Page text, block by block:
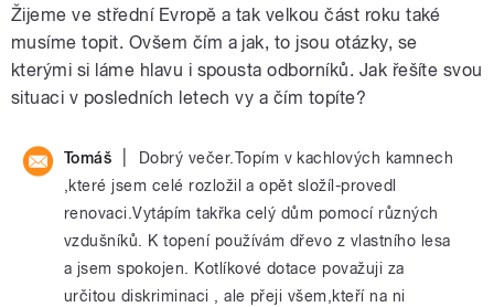
Žijeme ve střední Evropě a tak velkou část roku také
musíme topit. Ovšem čím a jak, to jsou otázky, se
kterými si láme hlavu i spousta odborníků. Jak řešíte svou
situaci v posledních letech vy a čím topíte?
Tomáš
Dobrý večer.Topím v kachlových kamnech
,které jsem celé rozložil a opět složíl-provedl
renovaci.Vytápím takřka celý dům pomocí různých
vzdušníků. K topení používám dřevo z vlastního lesa
a jsem spokojen. Kotlíkové dotace považuji za
určitou diskriminaci , ale přeji všem,kteří na ni